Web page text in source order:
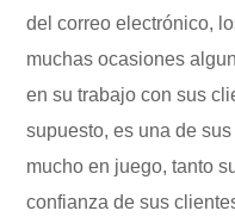
del correo electrónico,
muchas ocasiones
en su trabajo con sus
supuesto, es una de
mucho en juego, tanto
confianza de sus